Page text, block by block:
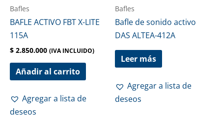
Bafles
BAFLE ACTIVO FBT X-LITE
115A
$ 2.850.000 (IVA INCLUIDO)
Añadir al carrito
Agregar a lista de
deseos
Bafles
Bafle de sonido activo
DAS ALTEA-412A
Leer más
Agregar a lista de
deseos